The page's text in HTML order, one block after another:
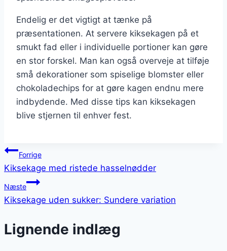
Endelig er det vigtigt at tænke på
præsentationen. At servere kiksekagen på et
smukt fad eller i individuelle portioner kan gøre
en stor forskel. Man kan også overveje at tilføje
små dekorationer som spiselige blomster eller
chokoladechips for at gøre kagen endnu mere
indbydende. Med disse tips kan kiksekagen
blive stjernen til enhver fest.
Indlægsnavigation
Forrige
Kiksekage med ristede hasselnødder
Næste
Kiksekage uden sukker: Sundere variation
Lignende indlæg